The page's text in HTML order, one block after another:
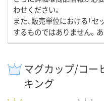
わせください。
また、販売単位における「
するものではありません。
マグカップ/コー
キング